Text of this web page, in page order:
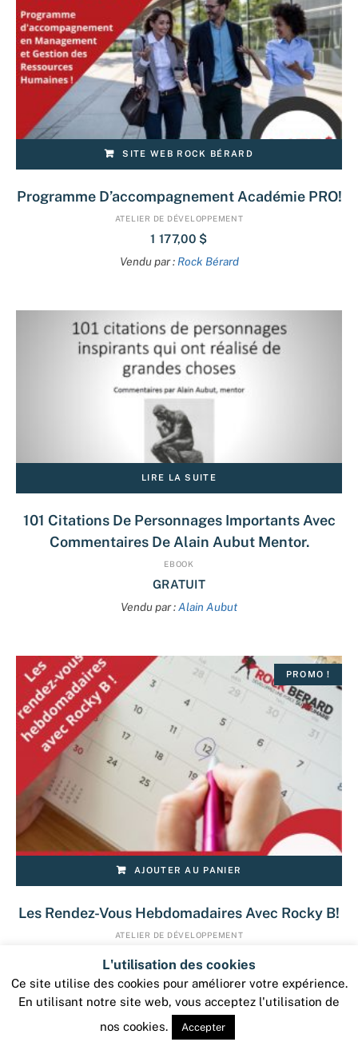
SITE WEB ROCK BÉRARD
Programme D’accompagnement Académie PRO!
ATELIER DE DÉVELOPPEMENT
1 177,00 $
Vendu par : Rock Bérard
LIRE LA SUITE
101 Citations De Personnages Importants Avec
Commentaires De Alain Aubut Mentor.
EBOOK
GRATUIT
Vendu par :Alain Aubut
PROMO !
AJOUTER AU PANIER
Les Rendez-Vous Hebdomadaires Avec Rocky B!
ATELIER DE DÉVELOPPEMENT
297,00 237,00 $
Vendu par :Rock Bérard
L'utilisation des cookies
Ce site utilise des cookies pour améliorer votre expérience.
En utilisant notre site web, vous acceptez l'utilisation de
nos cookies.
Accepter